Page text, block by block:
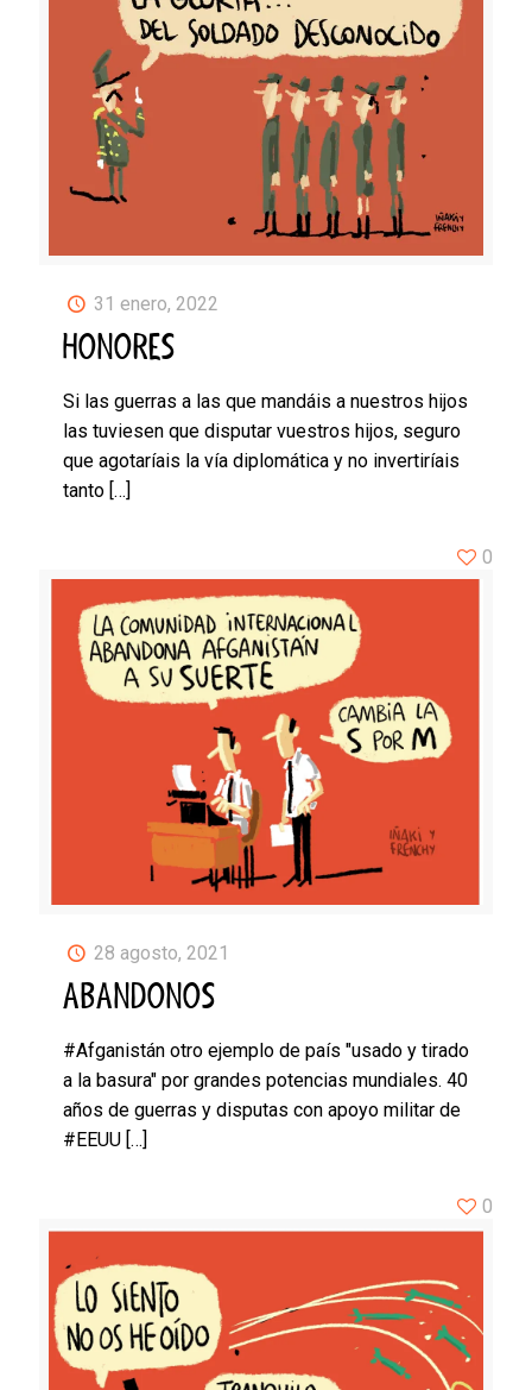
31 enero, 2022
HONORES
Si las guerras a las que mandáis a nuestros hijos
las tuviesen que disputar vuestros hijos, seguro
que agotaríais la vía diplomática y no invertiríais
tanto […]
28 agosto, 2021
ABANDONOS
#Afganistán otro ejemplo de país "usado y tirado
a la basura" por grandes potencias mundiales. 40
años de guerras y disputas con apoyo militar de
#EEUU […]
0
0